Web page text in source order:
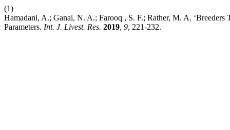
(1)
Hamadani, A.; Ganai, N. A.; Farooq , S. F.; Rather, M. A.
Parameters. Int. J. Livest. Res. 2019, 9, 221-232.